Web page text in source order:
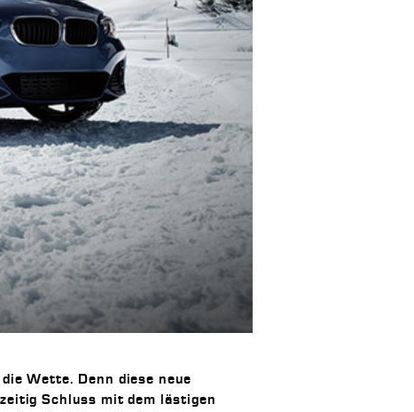
Wette. Denn diese neue
Schluss mit dem lästigen